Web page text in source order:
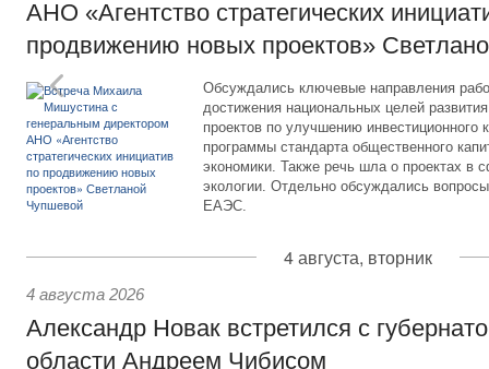
АНО «Агентство стратегических
продвижению новых проектов»
Обсуждались ключевые направления
достижения национальных целей
проектов по улучшению инвестиционного
программы стандарта общественного
экономики. Также речь шла о проектах в
экологии. Отдельно обсуждались
ЕАЭС.
4 августа, вторник
4 августа 2026
Александр Новак встретился с
области Андреем Чибисом